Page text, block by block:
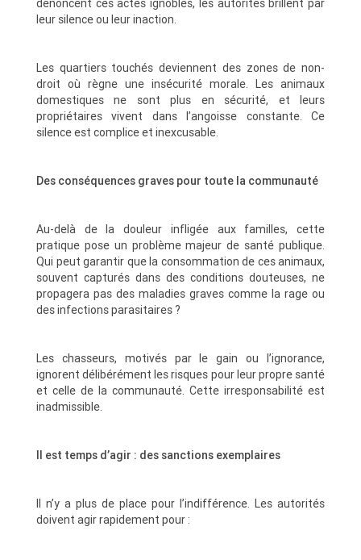
dénoncent ces actes ignobles, les autorités brillent par
leur silence ou leur inaction.
Les quartiers touchés deviennent des zones de non-
droit où règne une insécurité morale. Les animaux
domestiques ne sont plus en sécurité, et leurs
propriétaires vivent dans l’angoisse constante. Ce
silence est complice et inexcusable.
Des conséquences graves pour toute la communauté
Au-delà de la douleur infligée aux familles, cette
pratique pose un problème majeur de santé publique.
Qui peut garantir que la consommation de ces animaux,
souvent capturés dans des conditions douteuses, ne
propagera pas des maladies graves comme la rage ou
des infections parasitaires ?
Les chasseurs, motivés par le gain ou l’ignorance,
ignorent délibérément les risques pour leur propre santé
et celle de la communauté. Cette irresponsabilité est
inadmissible.
Il est temps d’agir : des sanctions exemplaires
Il n’y a plus de place pour l’indifférence. Les autorités
doivent agir rapidement pour :